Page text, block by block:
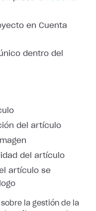
en Cuenta
dentro del
del artículo
del artículo
artículo se
la gestión de la